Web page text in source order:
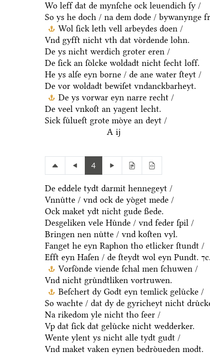
Wo leff dat de mynſche ock leuendich ſy /
So ys he doch / na dem dode / bywanynge
Wol ſick leth vell arbeydes doen /
Vnd gyfft nicht vth dat voͤrdende lohn.
De ys nicht werdich groter eren /
De ſick an ſoͤlcke woldadt nicht ſecht loff.
He ys alſe eyn borne / de ane water ſteyt /
De vor woldadt bewiſet vndanckbarheyt.
De ys vorwar eyn narre recht /
De veel vnkoſt an yagent lecht.
Sick ſuͤlueſt grote moͤye an deyt /
A ij
4
De eddele tydt darmit hennegeyt /
Vnnuͤtte / vnd ock de yoͤget mede /
Ock maket ydt nicht gude ßede.
Desgeliken vele Huͤnde / vnd feder ſpil /
Bringen nen nuͤtte / vnd koſten vyl.
Fanget he eyn Raphon tho etlicker ſtundt /
Efft eyn Haſen / de ſteydt wol eyn Pundt. ⁊c.
Vorſoͤnde viende ſchal men ſchuwen /
Vnd nicht gruͤndtliken vortruwen.
Beſchert dy Godt eyn temlick geluͤcke /
So wachte / dat dy de gyricheyt nicht
Na rikedom yle nicht tho ſeer /
Vp dat ſick dat geluͤcke nicht wedderker.
Wente ylent ys nicht alle tydt gudt /
Vnd maket vaken eynen bedroͤueden modt.